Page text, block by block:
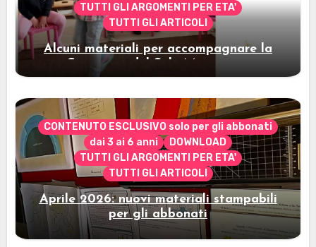
TUTTI GLI ARGOMENTI PER ETA'
TUTTI GLI ARTICOLI
Alcuni materiali per accompagnare la
Cerimonia del Sole Montessori
CONTENUTO ESCLUSIVO solo per gli abbonati
dai 3 ai 6 anni
DOWNLOAD
TUTTI GLI ARGOMENTI PER ETA'
TUTTI GLI ARTICOLI
Aprile 2026: nuovi materiali stampabili
per gli abbonati